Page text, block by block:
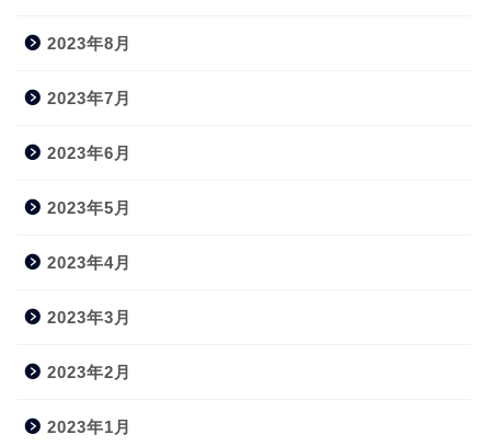
2023年8月
2023年7月
2023年6月
2023年5月
2023年4月
2023年3月
2023年2月
2023年1月